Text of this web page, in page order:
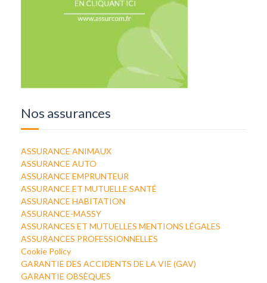
Nos assurances
ASSURANCE ANIMAUX
ASSURANCE AUTO
ASSURANCE EMPRUNTEUR
ASSURANCE ET MUTUELLE SANTÉ
ASSURANCE HABITATION
ASSURANCE-MASSY
ASSURANCES ET MUTUELLES MENTIONS LÉGALES
ASSURANCES PROFESSIONNELLES
Cookie Policy
GARANTIE DES ACCIDENTS DE LA VIE (GAV)
GARANTIE OBSÈQUES